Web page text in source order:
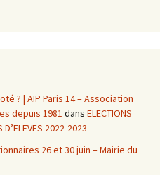
? | AIP Paris 14 – Association
depuis 1981 dans ELECTIONS
D’ELEVES 2022-2023
26 et 30 juin – Mairie du